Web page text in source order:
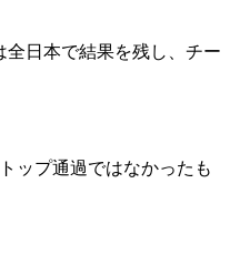
日本で結果を残し、チー
ップ通過ではなかったも